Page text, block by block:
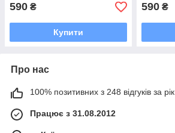
590 ₴
Купити
590 ₴
Про нас
100% позитивних з 248 відгуків за рік
Працює з 31.08.2012